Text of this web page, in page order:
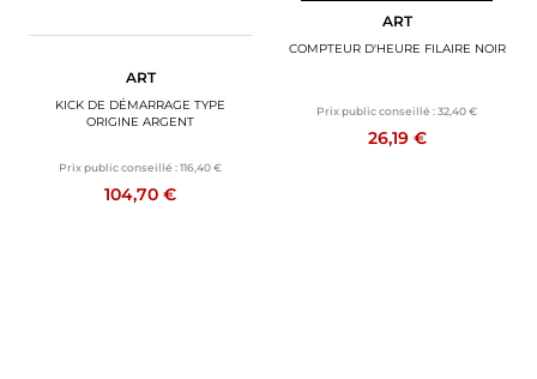
ART
KICK DE DÉMARRAGE TYPE
ORIGINE ARGENT
Prix public conseillé :116,40 €
104,70 €
ART
COMPTEUR D'HEURE FILAIRE NOIR
Prix public conseillé :32,40 €
26,19 €